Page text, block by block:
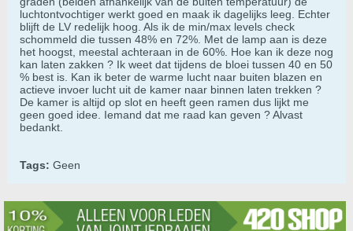
luchtontvochtiger werkt goed en maak ik dagelijks leeg. Echter
blijft de LV redelijk hoog. Als ik de min/max levels check
schommeld die tussen 48% en 72%. Met de lamp aan is deze
het hoogst, meestal achteraan in de 60%. Hoe kan ik deze nog
kan laten zakken ? Ik weet dat tijdens de bloei tussen 40 en 50
% best is. Kan ik beter de warme lucht naar buiten blazen en
actieve invoer lucht uit de kamer naar binnen laten trekken ?
De kamer is altijd op slot en heeft geen ramen dus lijkt me
geen goed idee. Iemand dat me raad kan geven ? Alvast
bedankt.
Tags: Geen